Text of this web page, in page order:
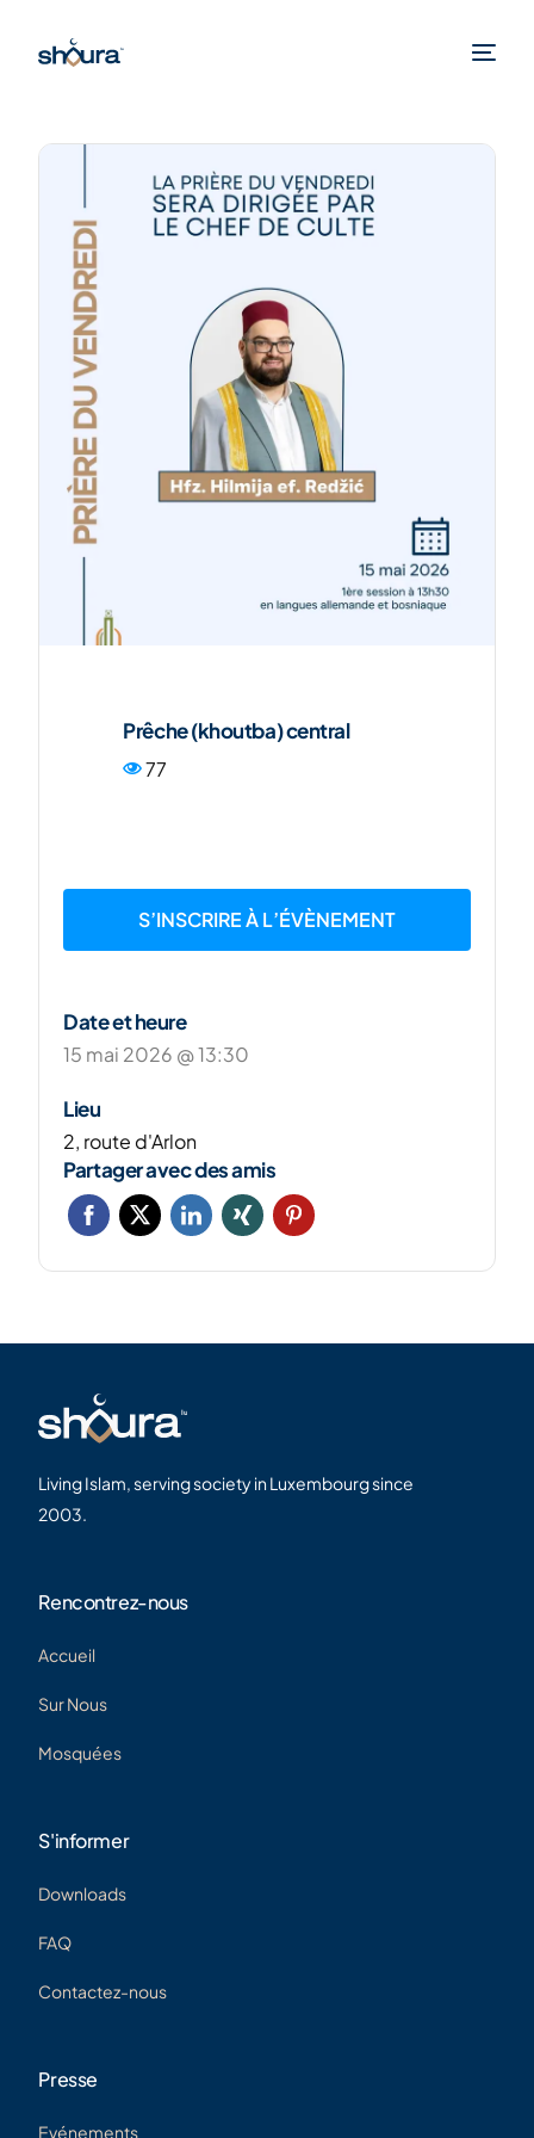
Prêche (khoutba) central
77
S’INSCRIRE À L’ÉVÈNEMENT
Date et heure
15 mai 2026 @ 13:30
Lieu
2, route d'Arlon
Partager avec des amis
Living Islam, serving society in Luxembourg since
2003.
Rencontrez-nous
Accueil
Sur Nous
Mosquées
S'informer
Downloads
FAQ
Contactez-nous
Presse
Evénements
ENG